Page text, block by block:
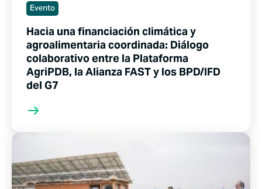
Evento
Hacia una financiación climática y
agroalimentaria coordinada: Diálogo
colaborativo entre la Plataforma
AgriPDB, la Alianza FAST y los BPD/IFD
del G7